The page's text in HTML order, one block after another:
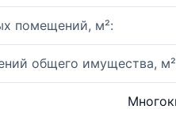
помещений, м²:
общего имущества,